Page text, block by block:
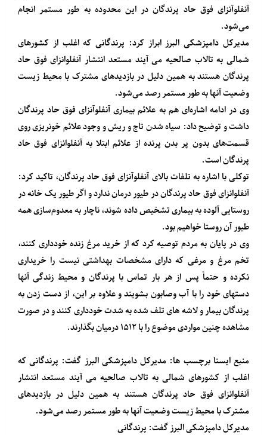
آنفلوآنزای فوق حاد پرندگان در این محدوده به طور مستمر انجام
می‌شود.
مدیرکل دامپزشکی البرز ابراز کرد: پرندگانی که اغلب از کشورهای
شمالی به تالاب صالحیه می آیند مستعد انتشار آنفلوانزای فوق حاد
پرندگان هستند به همین دلیل در بازدیدهای مشترک با محیط زیست
وضعیت آنها به طور مستمر رصد می‌شود.
وی در ادامه اشاره‌ای هم به علائم بیماری آنفلوآنزای فوق حاد پرندگان
داشت و توضیح داد: سیاه شدن تاج و ریش و وجود علائم خونریزی روی
قسمت‌های بدون پر بدن پرنده از علائم ابتلا به آنفلوانزای فوق حاد
پرندگان است.
توکلی با اشاره به تلفات بالای آنفلوآنزای فوق حاد پرندگان، تاکید کرد:
آنفلوانزای فوق حاد پرندگان در طیور درمان ندارد و اگر طیور یک خانه در
روستایی آلوده به بیماری تشخیص داده شوند، ناچار به معدوم‌سازی همه
طیور آن روستا خواهیم بود.
وی در پایان به مردم توصیه کرد که از خرید مرغ زنده خودداری کنند،
تخم مرغ و مرغی که دارای مشخصات بهداشتی نیست را خریداری
نکرده و حتماً پس از هر بار تماس با پرندگان و محیط زندگی آنها
دستهای خود را با آب وصابون بشویند و علاوه بر این، از دست زدن به
پرندگان بیمار و لاشه های تلف شده به شدت خودداری کنند و در صورت
مشاهده چنین مواردی موضوع را با ۱۵۱۲ درمیان بگذارند.
منبعایسنا برچسب ها: مدیرکل دامپزشکی البرز گفت: پرندگانی که
اغلب از کشورهای شمالی به تالاب صالحیه می آیند مستعد انتشار
آنفلوانزای فوق حاد پرندگان هستند به همین دلیل در بازدیدهای
مشترک با محیط زیست وضعیت آنها به طور مستمر رصد می‌شود.
مدیرکل دامپزشکی البرز گفت: پرندگانی